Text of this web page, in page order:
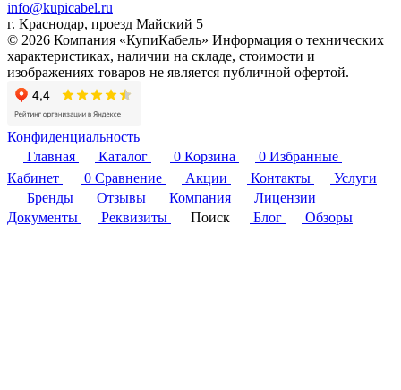
info@kupicabel.ru
г. Краснодар, проезд Майский 5
© 2026 Компания «КупиКабель» Информация о технических
характеристиках, наличии на складе, стоимости и
изображениях товаров не является публичной офертой.
Конфиденциальность
Главная
Каталог 0 Корзина 0 Избранные
Кабинет
0 Сравнение Акции Контакты
Услуги
Бренды
Отзывы Компания
Лицензии
Документы
Реквизиты Поиск Блог Обзоры